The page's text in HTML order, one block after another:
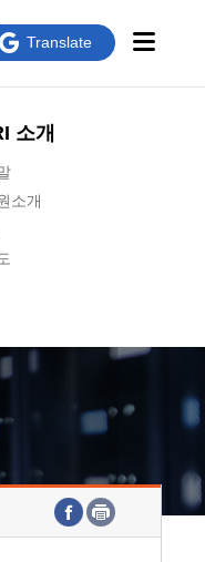
소개
소개
고객헌장
무연락처
Translate